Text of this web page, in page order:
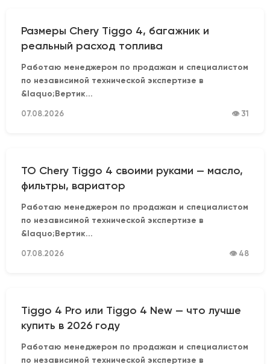
Размеры Chery Tiggo 4, багажник и
реальный расход топлива
Работаю менеджером по продажам и специалистом
по независимой технической экспертизе в
&laquo;Вертик...
07.08.2026 👁 31
ТО Chery Tiggo 4 своими руками — масло,
фильтры, вариатор
Работаю менеджером по продажам и специалистом
по независимой технической экспертизе в
&laquo;Вертик...
07.08.2026 👁 48
Tiggo 4 Pro или Tiggo 4 New — что лучше
купить в 2026 году
Работаю менеджером по продажам и специалистом
по независимой технической экспертизе в